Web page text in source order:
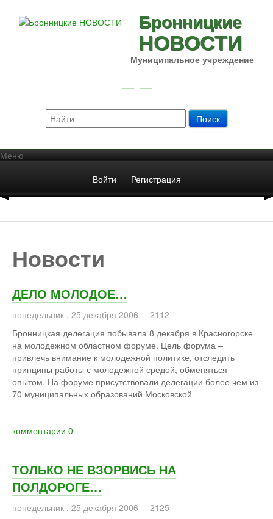
Бронницкие
НОВОСТИ
Муниципальное учреждение
Меню
Войти
Регистрация
Новости
ДЕЛО МОЛОДОЕ…
понедельник , 25 декабря 2006
2112
Бронницкая делегация побывала 8 декабря в Красногорске
на молодежном областном форуме. Цель форума –
привлечь внимание к молодежной политике, отследить
принципы работы с молодежной средой, обменяться
опытом. На форуме присутствовали делегации более чем из
70 муниципальных образований Московской
комментарии 0
ТОЛЬКО НЕ ВЗОРВИСЬ НА
ПОЛДОРОГЕ…
понедельник , 25 декабря 2006
2125